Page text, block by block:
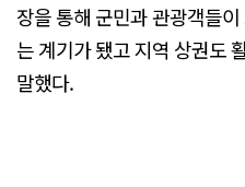
장을 통해 군민과 관광객들
는 계기가 됐고 지역 상권도
말했다.